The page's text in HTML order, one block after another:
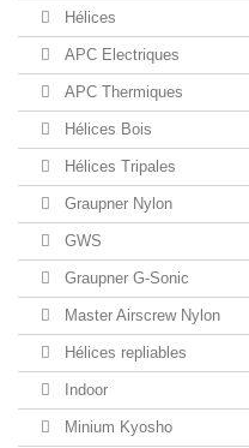
Hélices
APC Electriques
APC Thermiques
Hélices Bois
Hélices Tripales
Graupner Nylon
GWS
Graupner G-Sonic
Master Airscrew Nylon
Hélices repliables
Indoor
Minium Kyosho